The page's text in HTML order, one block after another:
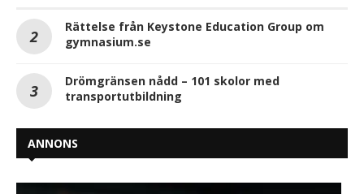
Rättelse från Keystone Education Group om
gymnasium.se
Drömgränsen nådd – 101 skolor med
transportutbildning
ANNONS